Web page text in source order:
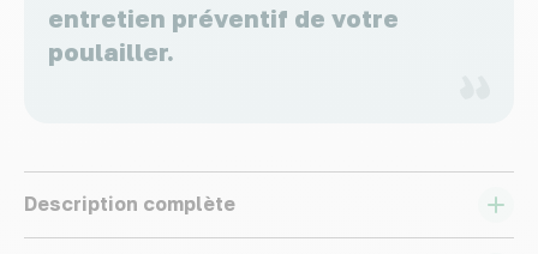
entretien préventif de votre
poulailler.
Description complète